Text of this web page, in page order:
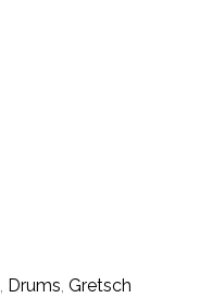
, Drums, Gretsch